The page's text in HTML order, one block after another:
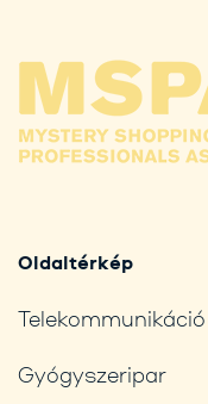
Oldaltérkép
Telekommunikáció
Gyógyszeripar